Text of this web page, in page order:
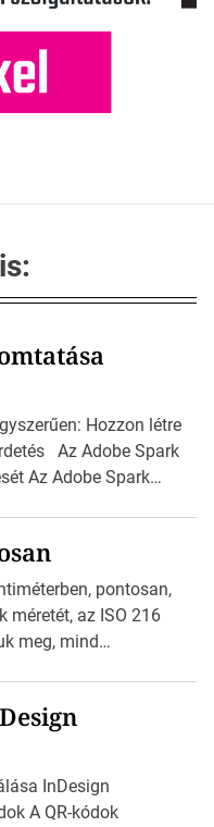
Hozzon létre
Az Adobe Spark
Az Adobe Spark
miközben
készítsünk címkét?
ki a kívánt címke
pontosan,
méretét, az ISO 216
meg, mind
Az amerikai és
ISO 216 nem
C0-tól […]
InDesign
A QR-kódok